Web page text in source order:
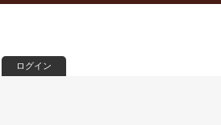
ログイン